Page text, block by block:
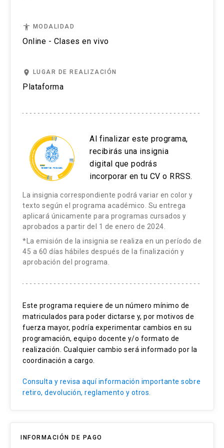
de una forma más fluida, en caso de
ser necesario.
se tratará en la siguiente clase, y nos
despedimos de los alumnos.
12. Evaluación y revisión de trabajos
Evaluación de los aprendizajes
Los alumnos realizarán 3 historias fotográficas
accessibility MODALIDAD
Online - Clases en vivo
place LUGAR DE REALIZACIÓN
Plataforma
Al finalizar este programa,
recibirás una insignia
digital que podrás
incorporar en tu CV o RRSS.
La insignia correspondiente podrá variar en color y
texto según el programa académico. Su entrega
aplicará únicamente para programas cursados y
aprobados a partir del 1 de enero de 2024.
*La emisión de la insignia se realiza en un período de
45 a 60 días hábiles después de la finalización y
aprobación del programa.
Este programa requiere de un número mínimo de
matriculados para poder dictarse y, por motivos de
fuerza mayor, podría experimentar cambios en su
programación, equipo docente y/o formato de
realización. Cualquier cambio será informado por la
coordinación a cargo.
Consulta y revisa aquí información importante sobre
retiro, devolución, reglamento y otros.
INFORMACIÓN DE PAGO